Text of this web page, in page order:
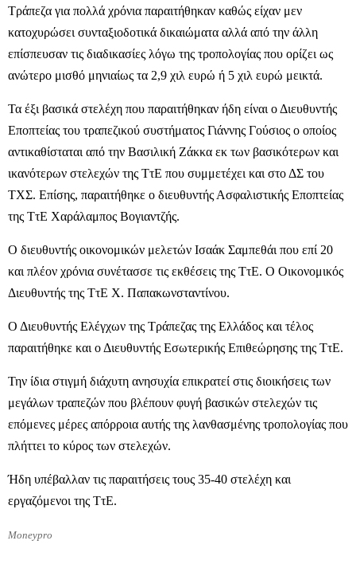
Τράπεζα για πολλά χρόνια παραιτήθηκαν καθώς είχαν μεν
κατοχυρώσει συνταξιοδοτικά δικαιώματα αλλά από την άλλη
επίσπευσαν τις διαδικασίες λόγω της τροπολογίας που ορίζει ως
ανώτερο μισθό μηνιαίως τα 2,9 χιλ ευρώ ή 5 χιλ ευρώ μεικτά.
Τα έξι βασικά στελέχη που παραιτήθηκαν ήδη είναι ο Διευθυντής
Εποπτείας του τραπεζικού συστήματος Γιάννης Γούσιος ο οποίος
αντικαθίσταται από την Βασιλική Ζάκκα εκ των βασικότερων και
ικανότερων στελεχών της ΤτΕ που συμμετέχει και στο ΔΣ του
ΤΧΣ. Επίσης, παραιτήθηκε ο διευθυντής Ασφαλιστικής Εποπτείας
της ΤτΕ Χαράλαμπος Βογιαντζής.
Ο διευθυντής οικονομικών μελετών Ισαάκ Σαμπεθάι που επί 20
και πλέον χρόνια συνέτασσε τις εκθέσεις της ΤτΕ. Ο Οικονομικός
Διευθυντής της ΤτΕ Χ. Παπακωνσταντίνου.
Ο Διευθυντής Ελέγχων της Τράπεζας της Ελλάδος και τέλος
παραιτήθηκε και ο Διευθυντής Εσωτερικής Επιθεώρησης της ΤτΕ.
Την ίδια στιγμή διάχυτη ανησυχία επικρατεί στις διοικήσεις των
μεγάλων τραπεζών που βλέπουν φυγή βασικών στελεχών τις
επόμενες μέρες απόρροια αυτής της λανθασμένης τροπολογίας που
πλήττει το κύρος των στελεχών.
Ήδη υπέβαλλαν τις παραιτήσεις τους 35-40 στελέχη και
εργαζόμενοι της ΤτΕ.
Moneypro